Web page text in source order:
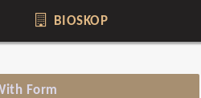
BIOSKOP
Form